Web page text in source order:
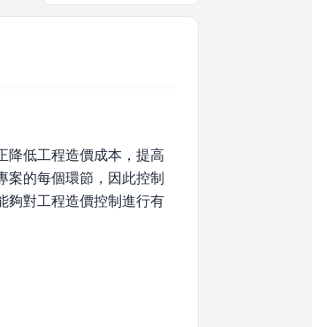
降低工程造價成本，提高
案的每個環節，因此控制
夠對工程造價控制進行有